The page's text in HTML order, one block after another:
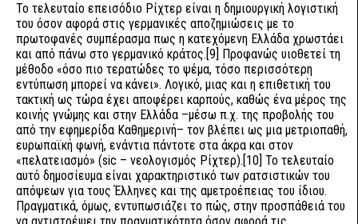
Το τελευταίο επεισόδιο Ρίχτερ είναι η δημιουργική λογιστική
του όσον αφορά στις γερμανικές αποζημιώσεις με το
πρωτοφανές συμπέρασμα πως η κατεχόμενη Ελλάδα χρωστάει
και από πάνω στο γερμανικό κράτος.[9] Προφανώς υιοθετεί τη
μέθοδο «όσο πιο τερατώδες το ψέμα, τόσο περισσότερη
εντύπωση μπορεί να κάνει». Λογικό, μιας και η επιθετική του
τακτική ως τώρα έχει αποφέρει καρπούς, καθώς ένα μέρος της
κοινής γνώμης και στην Ελλάδα –μέσω π.χ. της προβολής του
από την εφημερίδα Καθημερινή– τον βλέπει ως μια μετριοπαθή,
ευρωπαϊκή φωνή, ενάντια πάντοτε στα άκρα και στον
«πελατειασμό» (sic – νεολογισμός Ρίχτερ).[10] Το τελευταίο
αυτό δημοσίευμα είναι χαρακτηριστικό των ρατσιστικών του
απόψεων για τους Έλληνες και της αμετροέπειας του ίδιου.
Πραγματικά, όμως, εντυπωσιάζει το πώς, στην προσπάθειά του